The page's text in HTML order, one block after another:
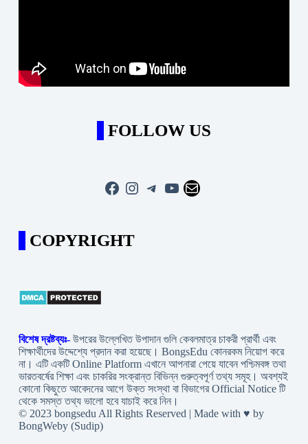
FOLLOW US
Facebook
Instagram
Telegram
YouTube
Mail
COPYRIGHT
বিশেষ দ্রষ্টব্যঃ- উপরের উল্লেখিত উপাদান গুলি কেবলমাত্র চাকরী প্রার্থী এবং
শিক্ষার্থীদের উদ্দেশ্যে প্রদান করা হয়েছে। BongsEdu কোনরকম নিয়োগ করে
না। এটি একটি Online Platform এখানে আপনারা পেয়ে যাবেন পশ্চিমবঙ্গ তথা
ভারতবর্ষের শিক্ষা এবং চাকরির সংক্রান্ত বিভিন্ন গুরুত্বপূর্ণ তথ্য সমূহ। অবশ্যই
কোনো কিছুতে আবেদনের আগে উক্ত সংস্থা বা বিভাগের Official Notice টি
থেকে সমস্ত তথ্য ভালো হবে যাচাই করে নিন।
© 2023 bongsedu All Rights Reserved | Made with ♥ by
BongWeby (Sudip)